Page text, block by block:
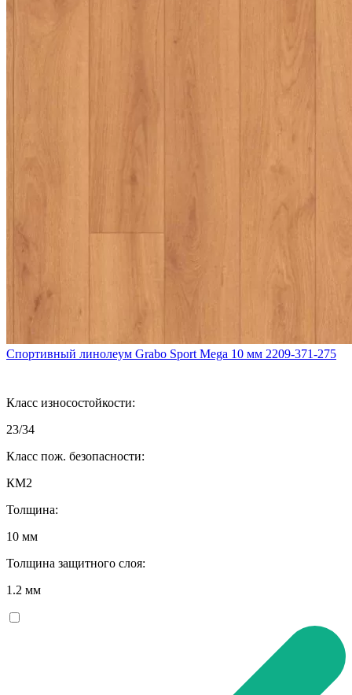
Спортивный линолеум Grabo Sport Mega 10 мм 2209-371-275
Класс износостойкости:
23/34
Класс пож. безопасности:
КМ2
Толщина:
10 мм
Толщина защитного слоя:
1.2 мм